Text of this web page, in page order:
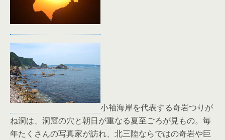
小袖海岸を代表する奇岩つりが
ね洞は、洞窟の穴と朝日が重なる夏至ごろが見もの。毎
年たくさんの写真家が訪れ、北三陸ならではの奇岩や巨